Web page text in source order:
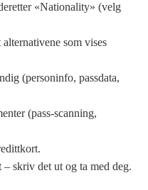
«Nationality» (velg
som vises
(personinfo, passdata,
(pass-scanning,
skriv det ut og ta med deg.